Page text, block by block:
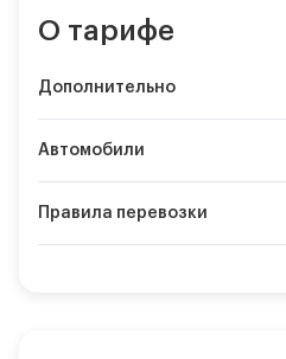
О тарифе
Дополнительно
Автомобили
Правила перевозки